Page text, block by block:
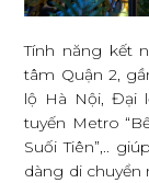
Tính năng kết
tâm Quận 2,
lộ Hà Nội, Đại
tuyến Metro
Suối Tiên”,..
dàng di chuyển